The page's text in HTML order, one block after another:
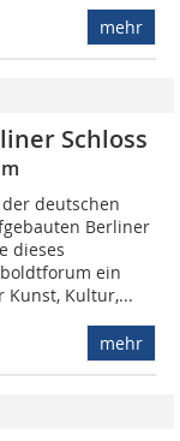
mehr
Schloss
deutschen
Berliner
dieses
ein
Kunst, Kultur,...
mehr